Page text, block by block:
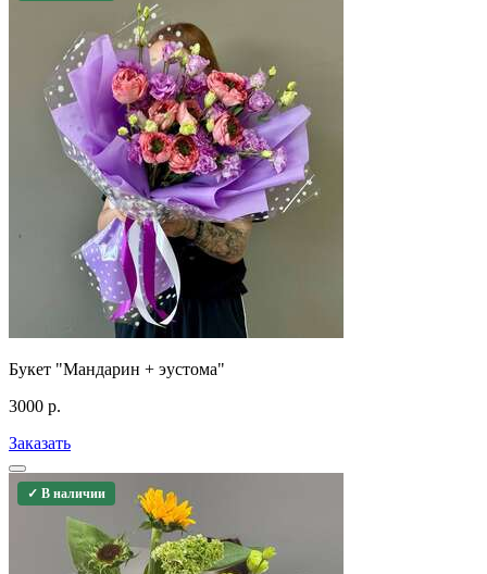
Букет "Мандарин + эустома"
3000 р.
Заказать
✓ В наличии